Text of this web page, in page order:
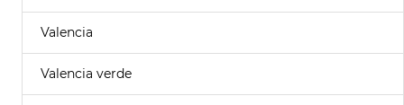
Valencia
Valencia verde